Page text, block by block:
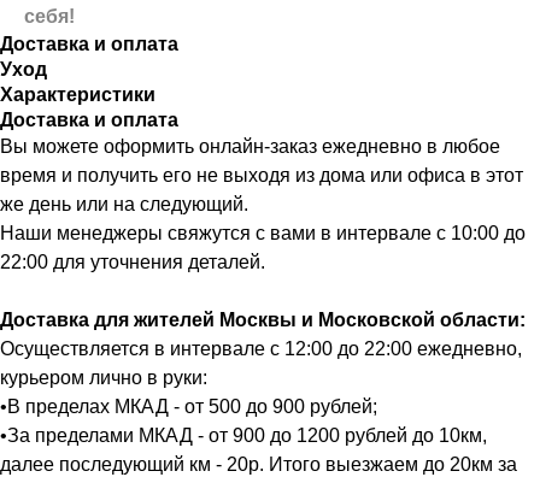
себя!
Доставка и оплата
Уход
Характеристики
Доставка и оплата
Вы можете оформить онлайн-заказ ежедневно в любое
время и получить его не выходя из дома или офиса в этот
же день или на следующий.
Наши менеджеры свяжутся с вами в интервале с 10:00 до
22:00 для уточнения деталей.
Доставка для жителей Москвы и Московской области:
Осуществляется в интервале с 12:00 до 22:00 ежедневно,
курьером лично в руки:
•В пределах МКАД - от 500 до 900 рублей;
•За пределами МКАД - от 900 до 1200 рублей до 10км,
далее последующий км - 20р. Итого выезжаем до 20км за